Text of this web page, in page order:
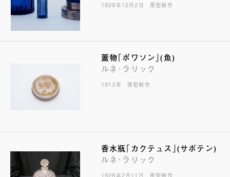
1929年12月2日 原型制作
蓋物｢ポワソン｣(魚)
ルネ･ラリック
1913年 原型制作
香水瓶｢カクテュス｣(サボテン)
ルネ･ラリック
1928年2月11日 原型制作